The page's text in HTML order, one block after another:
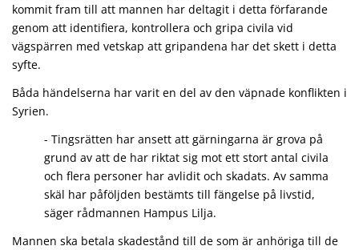
kommit fram till att mannen har deltagit i detta förfarande
genom att identifiera, kontrollera och gripa civila vid
vägspärren med vetskap att gripandena har det skett i detta
syfte.
Båda händelserna har varit en del av den väpnade konflikten i
Syrien.
- Tingsrätten har ansett att gärningarna är grova på
grund av att de har riktat sig mot ett stort antal civila
och flera personer har avlidit och skadats. Av samma
skäl har påföljden bestämts till fängelse på livstid,
säger rådmannen Hampus Lilja.
Mannen ska betala skadestånd till de som är anhöriga till de